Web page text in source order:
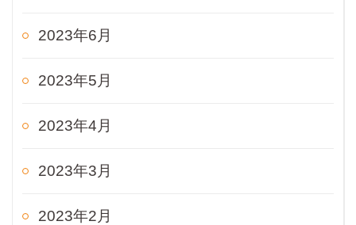
2023年6月
2023年5月
2023年4月
2023年3月
2023年2月